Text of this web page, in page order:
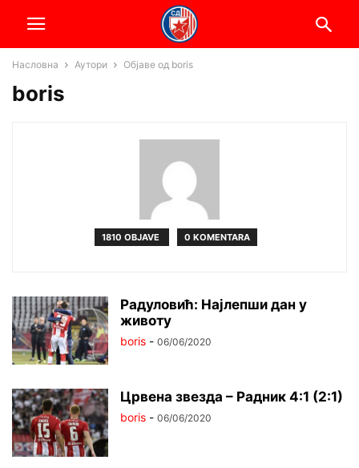
Насловна Аутори Објаве од boris
boris
1810 OBJAVE 0 KOMENTARA
Радуловић: Најлепши дан у
животу
boris - 06/06/2020
Црвена звезда – Радник 4:1 (2:1)
boris - 06/06/2020